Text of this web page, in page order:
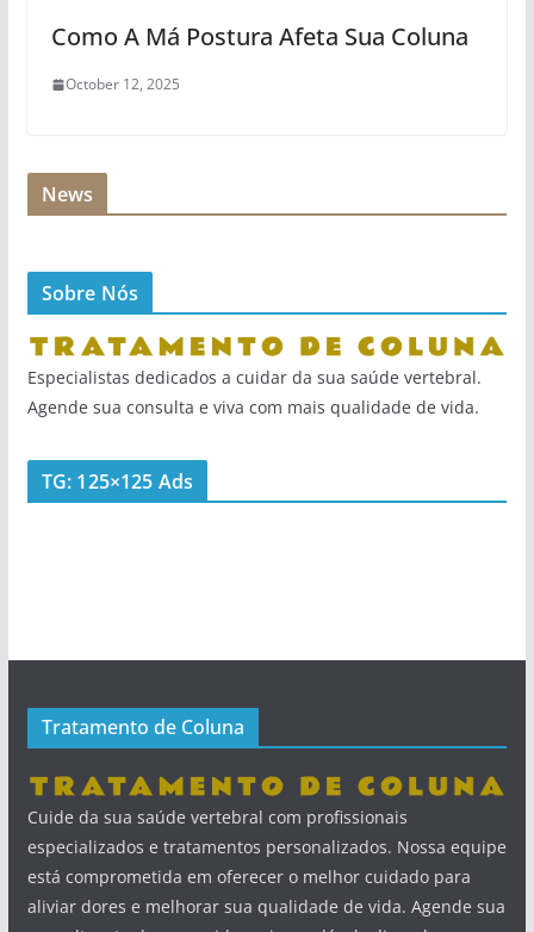
Como A Má Postura Afeta Sua Coluna
October 12, 2025
News
Sobre Nós
Especialistas dedicados a cuidar da sua saúde vertebral.
Agende sua consulta e viva com mais qualidade de vida.
TG: 125×125 Ads
Tratamento de Coluna
Cuide da sua saúde vertebral com profissionais
especializados e tratamentos personalizados. Nossa equipe
está comprometida em oferecer o melhor cuidado para
aliviar dores e melhorar sua qualidade de vida. Agende sua